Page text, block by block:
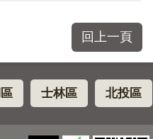
回上一頁
士林區 北投區